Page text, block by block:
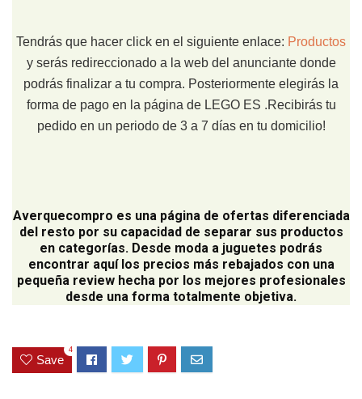
Tendrás que hacer click en el siguiente enlace: Productos
y serás redireccionado a la web del anunciante donde
podrás finalizar a tu compra. Posteriormente elegirás la
forma de pago en la página de LEGO ES .Recibirás tu
pedido en un periodo de 3 a 7 días en tu domicilio!
Averquecompro es una página de ofertas diferenciada
del resto por su capacidad de separar sus productos
en categorías. Desde moda a juguetes podrás
encontrar aquí los precios más rebajados con una
pequeña review hecha por los mejores profesionales
desde una forma totalmente objetiva.
Save
4